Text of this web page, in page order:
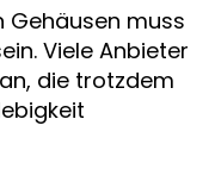
Gehäusen muss
Viele Anbieter
die trotzdem